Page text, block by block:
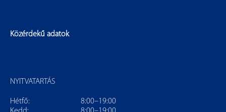
Közérdekű adatok
NYITVATARTÁS
Hétfő:
8:00–19:00